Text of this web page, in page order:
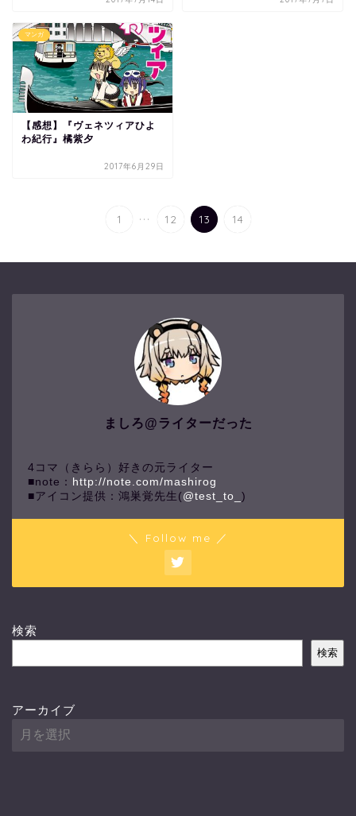
マンガ
【感想】『ヴェネツィアひよ
わ紀行』橘紫夕
2017年6月29日
1 ... 12 13 14
ましろ@ライターだった
4コマ（きらら）好きの元ライター
■note： http://note.com/mashirog
■アイコン提供：鴻巣覚先生( @test_to_ )
＼ Follow me ／
検索
検索
アーカイブ